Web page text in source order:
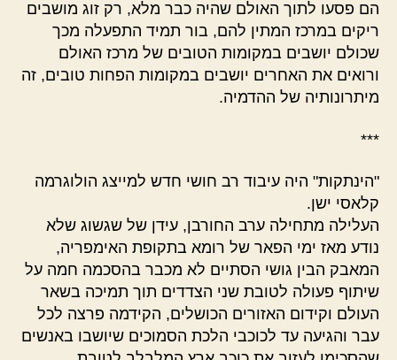
הם פסעו לתוך האולם שהיה כבר מלא, רק זוג מושבים
ריקים במרכז המתין להם, בור תמיד התפעלה מכך
שכולם יושבים במקומות הטובים של מרכז האולם
ורואים את האחרים יושבים במקומות הפחות טובים, זה
מיתרונותיה של ההדמיה.
***
"הינתקות" היה עיבוד רב חושי חדש למייצג הולוגרמה
קלאסי ישן.
העלילה מתחילה ערב החורבן, עידן של שגשוג שלא
נודע מאז ימי הפאר של רומא בתקופת האימפריה,
המאבק הבין גושי הסתיים לא מכבר בהסכמה חמה על
שיתוף פעולה לטובת שני הצדדים תוך תמיכה בשאר
העולם וקידום האזורים הכושלים, הקידמה פרצה לכל
עבר והגיעה עד לכוכבי הלכת הסמוכים שיושבו באנשים